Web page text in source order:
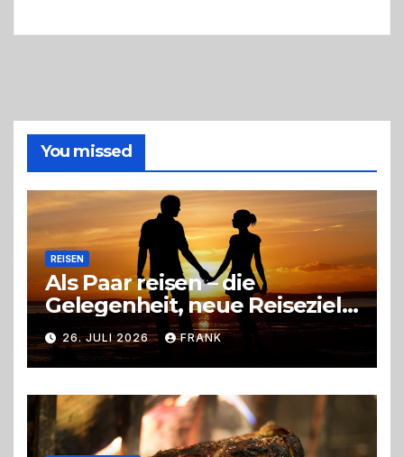
richtige
Entscheidung
You missed
REISEN
Als Paar reisen – die
Gelegenheit, neue Reiseziele
zu entdecken
26. JULI 2026 FRANK